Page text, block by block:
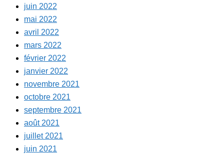
juin 2022
mai 2022
avril 2022
mars 2022
février 2022
janvier 2022
novembre 2021
octobre 2021
septembre 2021
août 2021
juillet 2021
juin 2021